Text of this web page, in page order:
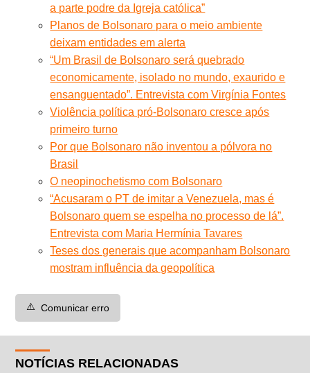
a parte podre da Igreja católica”
Planos de Bolsonaro para o meio ambiente
deixam entidades em alerta
“Um Brasil de Bolsonaro será quebrado
economicamente, isolado no mundo, exaurido e
ensanguentado”. Entrevista com Virgínia Fontes
Violência política pró-Bolsonaro cresce após
primeiro turno
Por que Bolsonaro não inventou a pólvora no
Brasil
O neopinochetismo com Bolsonaro
“Acusaram o PT de imitar a Venezuela, mas é
Bolsonaro quem se espelha no processo de lá”.
Entrevista com Maria Hermínia Tavares
Teses dos generais que acompanham Bolsonaro
mostram influência da geopolítica
⚠️ Comunicar erro
NOTÍCIAS RELACIONADAS